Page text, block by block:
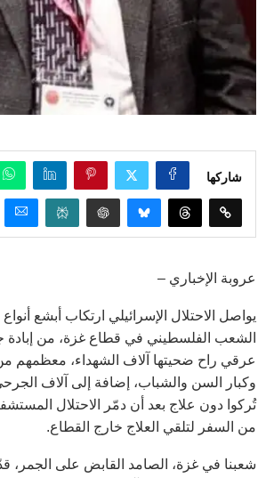
شاركها
عروبة الإخباري –
يواصل الاحتلال الإسرائيلي ارتكاب أبشع
الشعب الفلسطيني في قطاع غزة، من إبادة
عرقي راح ضحيتها آلاف الشهداء، معظمهم
وكبار السن والشباب، إضافة إلى آلاف
تُركوا دون علاج بعد أن دمّر الاحتلال
من السفر لتلقي العلاج خارج القطاع.
شعبنا في غزة، الصامد القابض على الجمر،